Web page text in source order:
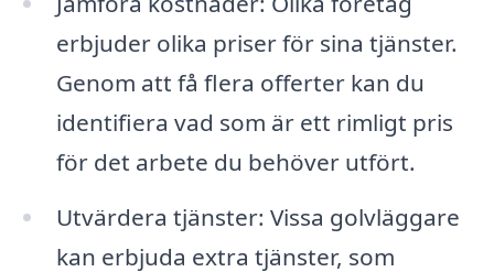
erbjuder olika priser för sina tjänster.
Genom att få flera offerter kan du
identifiera vad som är ett rimligt pris
för det arbete du behöver utfört.
Utvärdera tjänster: Vissa golvläggare
kan erbjuda extra tjänster, som